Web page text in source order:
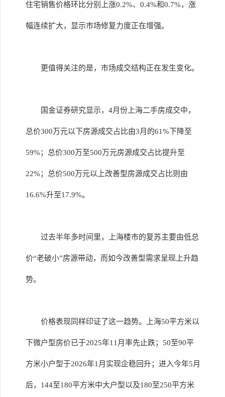
住宅销售价格环比分别上涨0.2%、0.4%和0.7%，涨
幅连续扩大，显示市场修复力度正在增强。
更值得关注的是，市场成交结构正在发生变化。
国金证券研究显示，4月份上海二手房成交中，
总价300万元以下房源成交占比由3月的61%下降至
59%；总价300万至500万元房源成交占比提升至
22%；总价500万元以上改善型房源成交占比则由
16.6%升至17.9%。
过去半年多时间里，上海楼市的复苏主要由低总
价“老破小”房源带动，而如今改善型需求呈现上升趋
势。
价格表现同样印证了这一趋势。上海50平方米以
下微户型房价已于2025年11月率先止跌；50至90平
方米小户型于2026年1月实现企稳回升；进入今年5月
后，144至180平方米中大户型以及180至250平方米